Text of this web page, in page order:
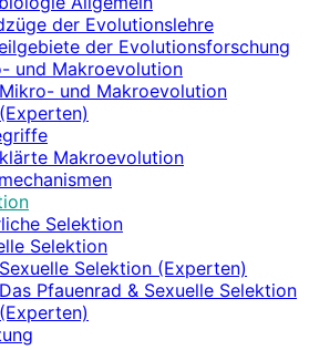
der Evolutionslehre
der Evolutionsforschung
und Makroevolution
Mikro- und Makroevolution
(Experten)
Makroevolution
Selektion
Selektion
Sexuelle Selektion (Experten)
Das Pfauenrad & Sexuelle Selektion
(Experten)